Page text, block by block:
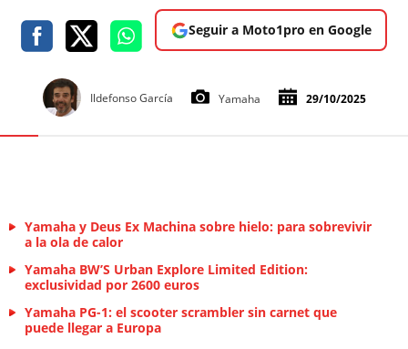
Seguir a Moto1pro en Google
Ildefonso García Yamaha 29/10/2025
Yamaha y Deus Ex Machina sobre hielo: para sobrevivir
a la ola de calor
Yamaha BW’S Urban Explore Limited Edition:
exclusividad por 2600 euros
Yamaha PG-1: el scooter scrambler sin carnet que
puede llegar a Europa